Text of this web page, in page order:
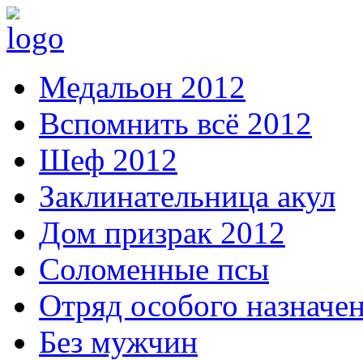
Медальон 2012
Вспомнить всё 2012
Шеф 2012
Заклинательница акул
Дом призрак 2012
Соломенные псы
Отряд особого
Без мужчин